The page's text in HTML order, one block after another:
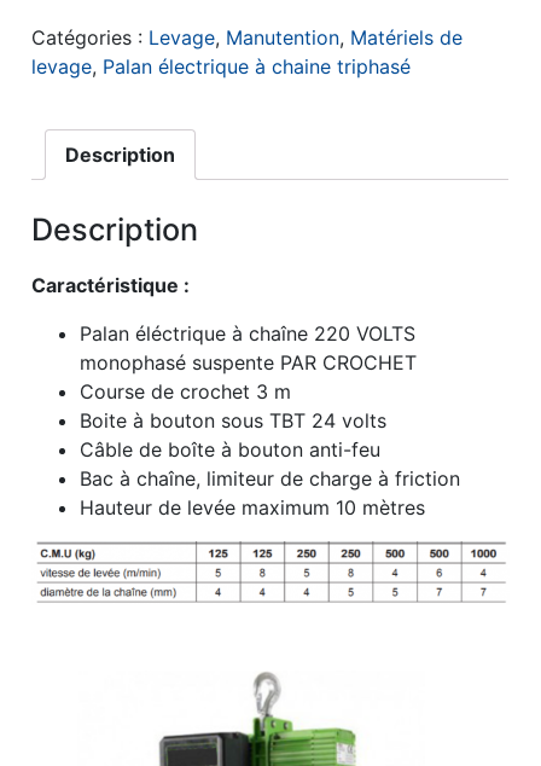
Catégories : Levage, Manutention, Matériels de
levage, Palan électrique à chaine triphasé
Description
Description
Caractéristique :
Palan éléctrique à chaîne 220 VOLTS
monophasé suspente PAR CROCHET
Course de crochet 3 m
Boite à bouton sous TBT 24 volts
Câble de boîte à bouton anti-feu
Bac à chaîne, limiteur de charge à friction
Hauteur de levée maximum 10 mètres